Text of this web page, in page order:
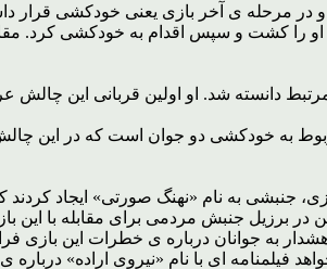
و در مرحله ی آخر بازی یعنی خودکشی قرار
او را کشت و سپس اقدام به خودکشی کرد.
دانسته شد. او اولین قربانی این چالش
به خودکشی دو جوان است که در این
جنبشی به نام «نهنگ صورتی» ایجاد کردند
در برزیل جنبش مردمی برای مقابله با این
به جوانان درباره ی خطرات این بازی